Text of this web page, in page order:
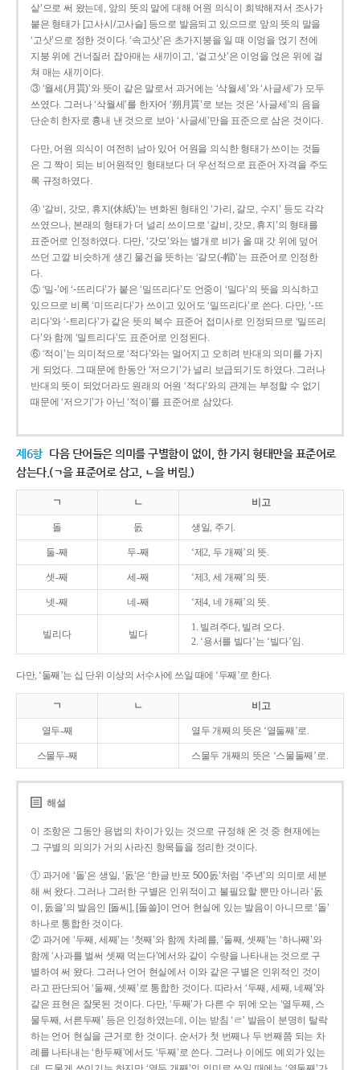
샅’으로 써 왔는데, 앞의 뜻의 말에 대해 어원 의식이 희박해져서 조사가
붙은 형태가 [고사시/고사슬] 등으로 발음되고 있으므로 앞의 뜻의 말을
‘고삿’으로 정한 것이다. ‘속고삿’은 초가지붕을 일 때 이엉을 얹기 전에
지붕 위에 건너질러 잡아매는 새끼이고, ‘겉고삿’은 이엉을 얹은 위에 걸
쳐 매는 새끼이다.
③ ‘월세(月貰)’와 뜻이 같은 말로서 과거에는 ‘삭월세’와 ‘사글세’가 모두
쓰였다. 그러나 ‘삭월세’를 한자어 ‘朔月貰’로 보는 것은 ‘사글세’의 음을
단순히 한자로 흉내 낸 것으로 보아 ‘사글세’만을 표준으로 삼은 것이다.
다만, 어원 의식이 여전히 남아 있어 어원을 의식한 형태가 쓰이는 것들
은 그 짝이 되는 비어원적인 형태보다 더 우선적으로 표준어 자격을 주도
록 규정하였다.
④ ‘갈비, 갓모, 휴지(休紙)’는 변화된 형태인 ‘가리, 갈모, 수지’ 등도 각각
쓰였으나, 본래의 형태가 더 널리 쓰이므로 ‘갈비, 갓모, 휴지’의 형태를
표준어로 인정하였다. 다만, ‘갓모’와는 별개로 비가 올 때 갓 위에 덮어
쓰던 고깔 비슷하게 생긴 물건을 뜻하는 ‘갈모(-帽)’는 표준어로 인정한
다.
⑤ ‘밀-’에 ‘-뜨리다’가 붙은 ‘밀뜨리다’도 언중이 ‘밀다’의 뜻을 의식하고
있으므로 비록 ‘미뜨리다’가 쓰이고 있어도 ‘밀뜨리다’로 쓴다. 다만, ‘-뜨
리다’와 ‘-트리다’가 같은 뜻의 복수 표준어 접미사로 인정되므로 ‘밀뜨리
다’와 함께 ‘밀트리다’도 표준어로 인정된다.
⑥ ‘적이’는 의미적으로 ‘적다’와는 멀어지고 오히려 반대의 의미를 가지
게 되었다. 그 때문에 한동안 ‘저으기’가 널리 보급되기도 하였다. 그러나
반대의 뜻이 되었더라도 원래의 어원 ‘적다’와의 관계는 부정할 수 없기
때문에 ‘저으기’가 아닌 ‘적이’를 표준어로 삼았다.
제6항 다음 단어들은 의미를 구별함이 없이, 한 가지 형태만을 표준어로
삼는다.(ㄱ을 표준어로 삼고, ㄴ을 버림.)
ㄱ ㄴ 비고
돌 돐 생일, 주기.
둘-째 두-째 ‘제2, 두 개째’의 뜻.
셋-째 세-째 ‘제3, 세 개째’의 뜻.
넷-째 네-째 ‘제4, 네 개째’의 뜻.
빌리다 빌다
1. 빌려주다, 빌려 오다.
2. ‘용서를 빌다’는 ‘빌다’임.
다만, ‘둘째’는 십 단위 이상의 서수사에 쓰일 때에 ‘두째’로 한다.
ㄱ ㄴ 비고
열두-째 열두 개째의 뜻은 ‘열둘째’로.
스물두-째 스물두 개째의 뜻은 ‘스물둘째’로.
해설
이 조항은 그동안 용법의 차이가 있는 것으로 규정해 온 것 중 현재에는
그 구별의 의의가 거의 사라진 항목들을 정리한 것이다.
① 과거에 ‘돌’은 생일, ‘돐’은 ‘한글 반포 500돐’처럼 ‘주년’의 의미로 세분
해 써 왔다. 그러나 그러한 구별은 인위적이고 불필요할 뿐만 아니라 ‘돐
이, 돐을’의 발음인 [돌씨], [돌쓸]이 언어 현실에 있는 발음이 아니므로 ‘돌’
하나로 통합한 것이다.
② 과거에 ‘두째, 세째’는 ‘첫째’와 함께 차례를, ‘둘째, 셋째’는 ‘하나째’와
함께 ‘사과를 벌써 셋째 먹는다’에서와 같이 수량을 나타내는 것으로 구
별하여 써 왔다. 그러나 언어 현실에서 이와 같은 구별은 인위적인 것이
라고 판단되어 ‘둘째, 셋째’로 통합한 것이다. 따라서 ‘두째, 세째, 네째’와
같은 표현은 잘못된 것이다. 다만, ‘두째’가 다른 수 뒤에 오는 ‘열두째, 스
물두째, 서른두째’ 등은 인정하였는데, 이는 받침 ‘ㄹ’ 발음이 분명히 탈락
하는 언어 현실을 근거로 한 것이다. 순서가 첫 번째나 두 번째쯤 되는 차
례를 나타내는 ‘한두째’에서도 ‘두째’로 쓴다. 그러나 이에도 예외가 있는